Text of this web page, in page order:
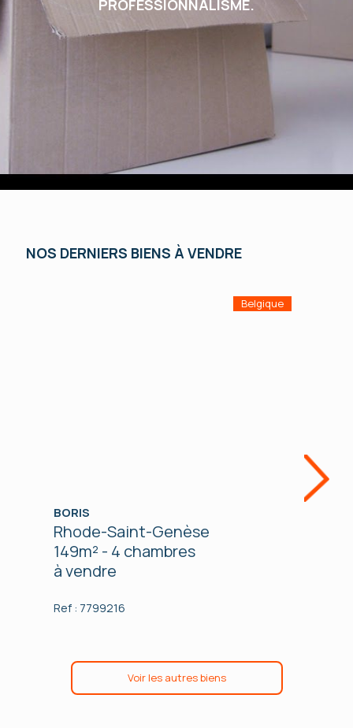
PROFESSIONNALISME.
NOS DERNIERS BIENS À VENDRE
Belgique
BORIS
Rhode-Saint-Genèse
149m² - 4 chambres
à vendre
Ref : 7799216
Next
Voir les autres biens